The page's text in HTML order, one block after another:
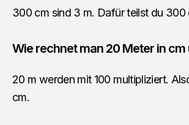
300 cm sind 3 m. Dafür teilst du 300
Wie rechnet man 20 Meter in cm
20 m werden mit 100 multipliziert.
cm.